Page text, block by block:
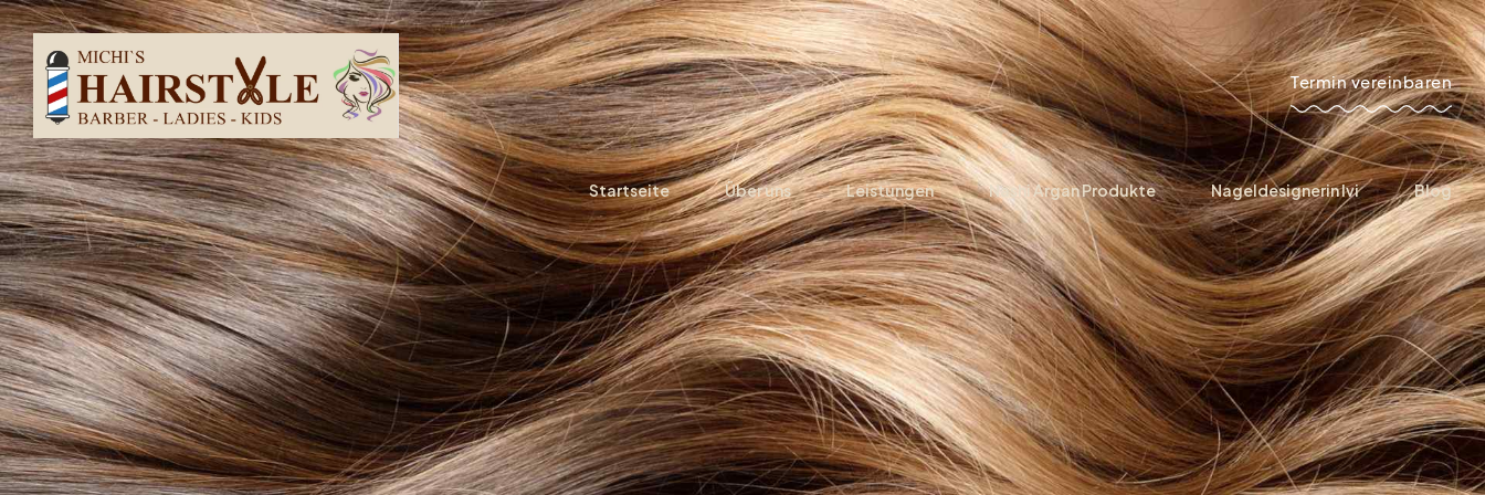
Termin vereinbaren
Startseite Über uns Leistungen Nashi Argan Produkte Nageldesignerin Ivi Blog